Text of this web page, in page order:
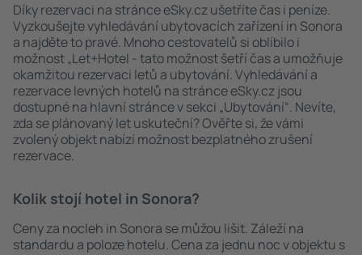
Díky rezervaci na stránce eSky.cz ušetříte čas i peníze.
Vyzkoušejte vyhledávání ubytovacích zařízení in Sonora
a najděte to pravé. Mnoho cestovatelů si oblíbilo i
možnost „Let+Hotel - tato možnost šetří čas a umožňuje
okamžitou rezervaci letů a ubytování. Vyhledávání a
rezervace levných hotelů na stránce eSky.cz jsou
dostupné na hlavní stránce v sekci „Ubytování“. Nevíte,
zda se plánovaný let uskuteční? Ověřte si, že vámi
zvolený objekt nabízí možnost bezplatného zrušení
rezervace.
Kolik stojí hotel in Sonora?
Ceny za nocleh in Sonora se můžou lišit. Záleží na
standardu a poloze hotelu. Cena za jednu noc v objektu s